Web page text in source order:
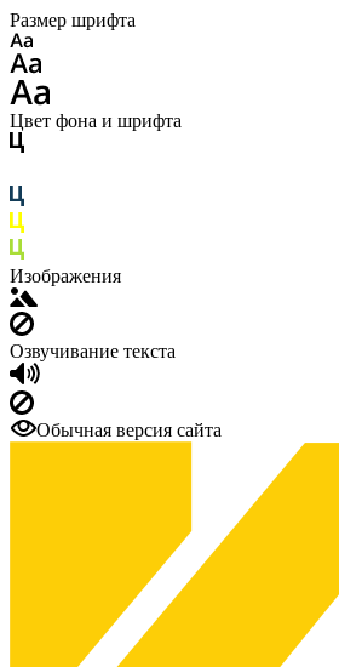
Размер шрифта
Цвет фона и шрифта
Изображения
Озвучивание текста
Обычная версия сайта